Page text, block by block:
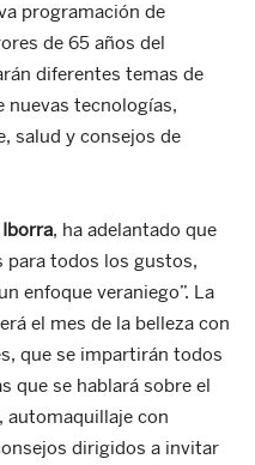
programación de
de 65 años del
diferentes temas de
nuevas tecnologías,
salud y consejos de
Iborra, ha adelantado que
para todos los gustos,
enfoque veraniego”. La
el mes de la belleza con
que se impartirán todos
que se hablará sobre el
automaquillaje con
dirigidos a invitar